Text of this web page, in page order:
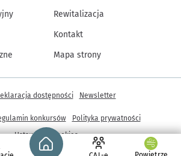
Strona główna - wroclaw.pl
Rewitalizacja
Kontakt
Mapa strony
dostępności Newsletter
konkursów
Polityka prywatności
Ustawienia cookies